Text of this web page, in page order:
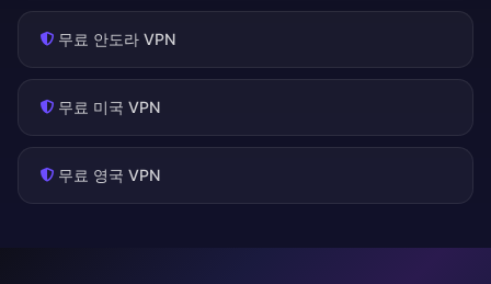
무료 안도라 VPN
무료 미국 VPN
무료 영국 VPN